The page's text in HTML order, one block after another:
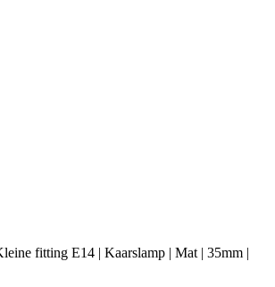
fitting E14 | Kaarslamp | Mat | 35mm |